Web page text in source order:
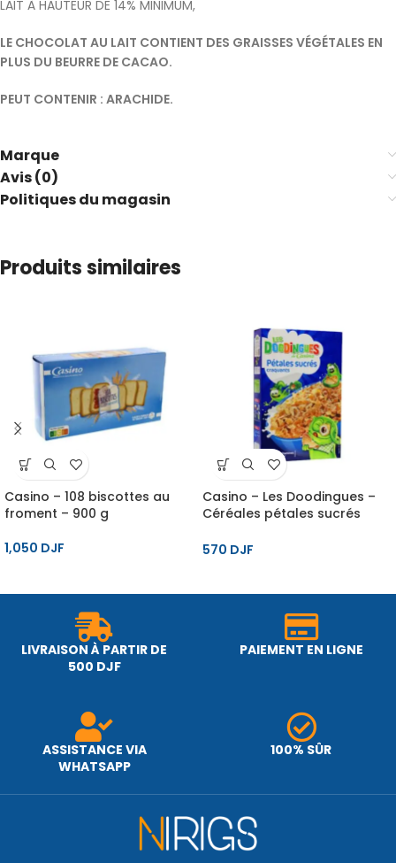
LAIT À HAUTEUR DE 14% MINIMUM,
LE CHOCOLAT AU LAIT CONTIENT DES GRAISSES VÉGÉTALES EN
PLUS DU BEURRE DE CACAO.
PEUT CONTENIR : ARACHIDE.
Marque
Avis (0)
Politiques du magasin
Produits similaires
Casino – 108 biscottes au
froment – 900 g
1,050 DJF
Casino – Les Doodingues –
Céréales pétales sucrés
570 DJF
LIVRAISON À PARTIR DE
500 DJF
PAIEMENT EN LIGNE
ASSISTANCE VIA
WHATSAPP
100% SÛR